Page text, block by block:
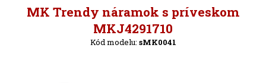
MK Trendy náramok s príveskom
MKJ4291710
Kód modelu: sMK0041